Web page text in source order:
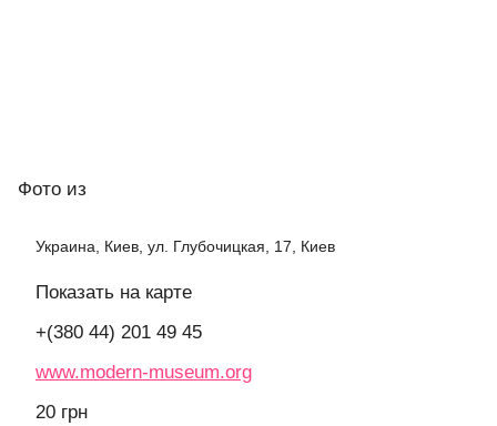
Фото из
Украина, Киев, ул. Глубочицкая, 17, Киев
Показать на карте
+(380 44) 201 49 45
www.modern-museum.org
20 грн